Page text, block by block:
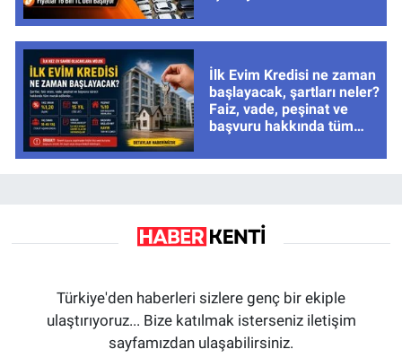
İlk Evim Kredisi ne zaman
başlayacak, şartları neler?
Faiz, vade, peşinat ve
başvuru hakkında tüm
Türkiye'den haberleri sizlere genç bir ekiple
ulaştırıyoruz... Bize katılmak isterseniz iletişim
sayfamızdan ulaşabilirsiniz.